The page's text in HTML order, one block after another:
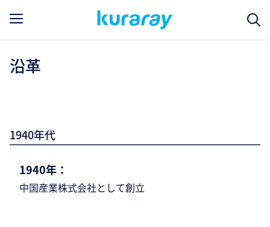
沿革
1940年代
1940年：
中国産業株式会社として創立